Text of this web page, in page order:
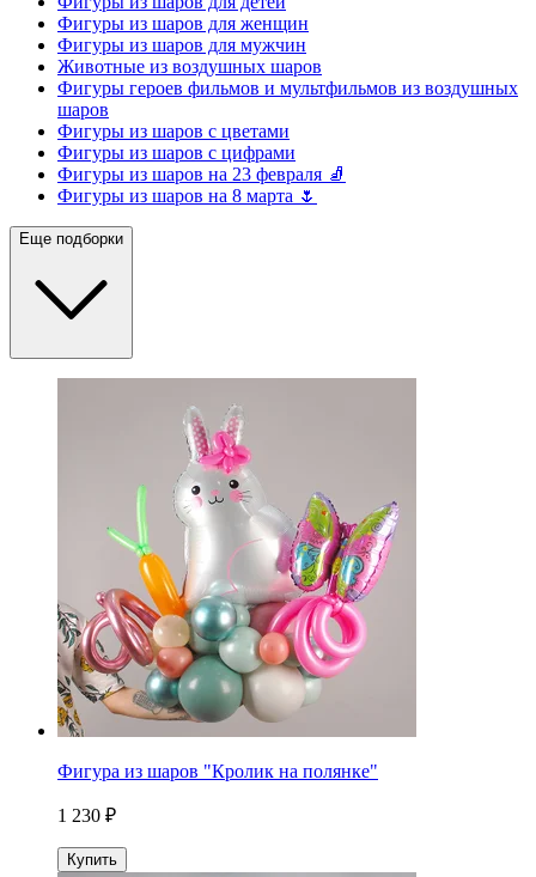
Фигуры из шаров для женщин
Фигуры из шаров для мужчин
Животные из воздушных шаров
Фигуры героев фильмов и мультфильмов из воздушных
шаров
Фигуры из шаров с цветами
Фигуры из шаров с цифрами
Фигуры из шаров на 23 февраля 🧦
Фигуры из шаров на 8 марта 🌷
Еще подборки
Фигура из шаров "Кролик на полянке"
1 230 ₽
Купить